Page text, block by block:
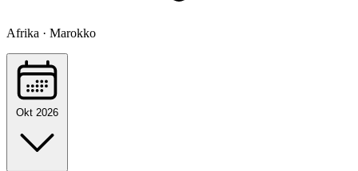
Afrika · Marokko
Okt 2026